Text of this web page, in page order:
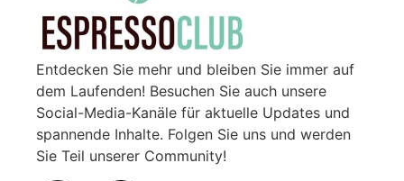
Entdecken Sie mehr und bleiben Sie immer auf
dem Laufenden! Besuchen Sie auch unsere
Social-Media-Kanäle für aktuelle Updates und
spannende Inhalte. Folgen Sie uns und werden
Sie Teil unserer Community!